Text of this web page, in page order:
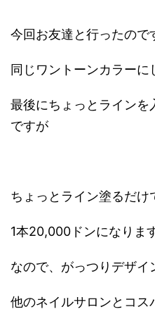
今回お友達と行ったので
同じワントーンカラーに
最後にちょっとライン
ですが
ちょっとライン塗るだけ
1本20,000ドンになります
なので、がっつりデザ
他のネイルサロンとコ